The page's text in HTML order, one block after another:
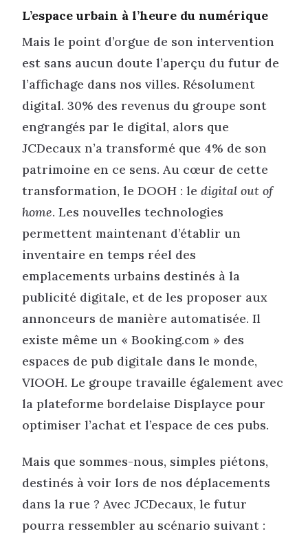
L’espace urbain à l’heure du numérique
Mais le point d’orgue de son intervention
est sans aucun doute l’aperçu du futur de
l’affichage dans nos villes. Résolument
digital. 30% des revenus du groupe sont
engrangés par le digital, alors que
JCDecaux n’a transformé que 4% de son
patrimoine en ce sens. Au cœur de cette
transformation, le DOOH : le digital out of
home. Les nouvelles technologies
permettent maintenant d’établir un
inventaire en temps réel des
emplacements urbains destinés à la
publicité digitale, et de les proposer aux
annonceurs de manière automatisée. Il
existe même un « Booking.com » des
espaces de pub digitale dans le monde,
VIOOH. Le groupe travaille également avec
la plateforme bordelaise Displayce pour
optimiser l’achat et l’espace de ces pubs.
Mais que sommes-nous, simples piétons,
destinés à voir lors de nos déplacements
dans la rue ? Avec JCDecaux, le futur
pourra ressembler au scénario suivant :